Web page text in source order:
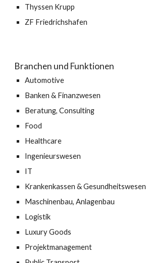
Thyssen Krupp
ZF Friedrichshafen
Branchen und Funktionen
Automotive
Banken & Finanzwesen
Beratung, Consulting
Food
Healthcare
Ingenieurswesen
IT
Krankenkassen & Gesundheitswesen
Maschinenbau, Anlagenbau
Logistik
Luxury Goods
Projektmanagement